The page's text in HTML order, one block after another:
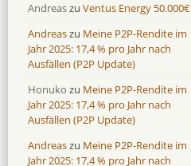
Andreaszu Ventus Energy 50.000€
Andreaszu Meine P2P-Rendite im
Jahr 2025: 17,4 % pro Jahr nach
Ausfällen (P2P Update)
Honuko zu Meine P2P-Rendite im
Jahr 2025: 17,4 % pro Jahr nach
Ausfällen (P2P Update)
Andreaszu Meine P2P-Rendite im
Jahr 2025: 17,4 % pro Jahr nach